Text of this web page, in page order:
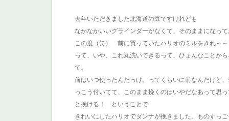
去年いただきました北海道の豆ですけれども
なかなかいいグラインダーがなくて、そのままになっ
この度（笑） 前に買っていたハリオのミルをきれ～
って、いや、これ丸洗いできるって、ひょんなことか
て。
前はいつ使ったんだっけ、ってくらいに前なんだけど
っこう付いてて、このまま挽くのはいやだなあって思
と挽ける！ ということで
きれいにしたハリオでダンナが挽きました。ものすっ